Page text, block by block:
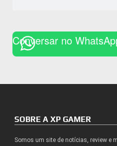
Conversar no
SOBRE A XP GAMER
Somos um site de notícias, review e